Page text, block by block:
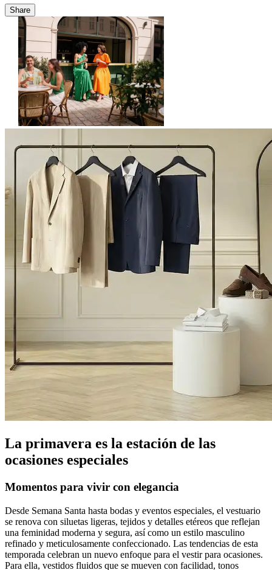
Share
La primavera es la estación de las
ocasiones especiales
Momentos para vivir con elegancia
Desde Semana Santa hasta bodas y eventos especiales, el vestuario
se renova con siluetas ligeras, tejidos y detalles etéreos que reflejan
una feminidad moderna y segura, así como un estilo masculino
refinado y meticulosamente confeccionado. Las tendencias de esta
temporada celebran un nuevo enfoque para el vestir para ocasiones.
Para ella, vestidos fluidos que se mueven con facilidad, tonos